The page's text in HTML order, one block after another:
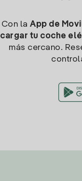
Con la App de
cargar tu coche
más cercano.